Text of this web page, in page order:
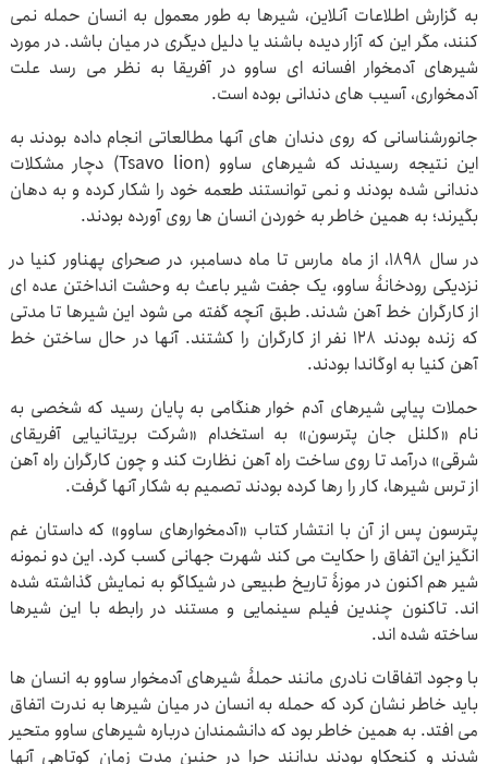
به گزارش اطلاعات آنلاین، شیرها به طور معمول به انسان حمله نمی
کنند، مگر این که آزار دیده باشند یا دلیل دیگری در میان باشد. در مورد
شیرهای آدمخوار افسانه ای ساوو در آفریقا به نظر می رسد علت
آدمخواری، آسیب های دندانی بوده است.
جانورشناسانی که روی دندان های آنها مطالعاتی انجام داده بودند به
این نتیجه رسیدند که شیرهای ساوو (Tsavo lion) دچار مشکلات
دندانی شده بودند و نمی توانستند طعمه خود را شکار کرده و به دهان
بگیرند؛ به همین خاطر به خوردن انسان ها روی آورده بودند.
در سال 1898، از ماه مارس تا ماه دسامبر، در صحرای پهناور کنیا در
نزدیکی رودخانۀ ساوو، یک جفت شیر باعث به وحشت انداختن عده ای
از کارگران خط آهن شدند. طبق آنچه گفته می شود این شیرها تا مدتی
که زنده بودند 128 نفر از کارگران را کشتند. آنها در حال ساختن خط
آهن کنیا به اوگاندا بودند.
حملات پیاپی شیرهای آدم خوار هنگامی به پایان رسید که شخصی به
نام «کلنل جان پترسون» به استخدام «شرکت بریتانیایی آفریقای
شرقی» درآمد تا روی ساخت راه آهن نظارت کند و چون کارگران راه آهن
از ترس شیرها، کار را رها کرده بودند تصمیم به شکار آنها گرفت.
پترسون پس از آن با انتشار کتاب «آدمخوارهای ساوو» که داستان غم
انگیز این اتفاق را حکایت می کند شهرت جهانی کسب کرد. این دو نمونه
شیر هم اکنون در موزۀ تاریخ طبیعی در شیکاگو به نمایش گذاشته شده
اند. تاکنون چندین فیلم سینمایی و مستند در رابطه با این شیرها
ساخته شده اند.
با وجود اتفاقات نادری مانند حملۀ شیرهای آدمخوار ساوو به انسان ها
باید خاطر نشان کرد که حمله به انسان در میان شیرها به ندرت اتفاق
می افتد. به همین خاطر بود که دانشمندان درباره شیرهای ساوو متحیر
شدند و کنجکاو بودند بدانند چرا در چنین مدت زمان کوتاهی آنها